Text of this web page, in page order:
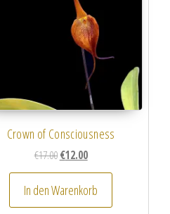
Crown of Consciousness
€17.00 Ursprünglicher Preis war: €17.00
€12.00Aktueller Preis ist: €12.00.
In den Warenkorb